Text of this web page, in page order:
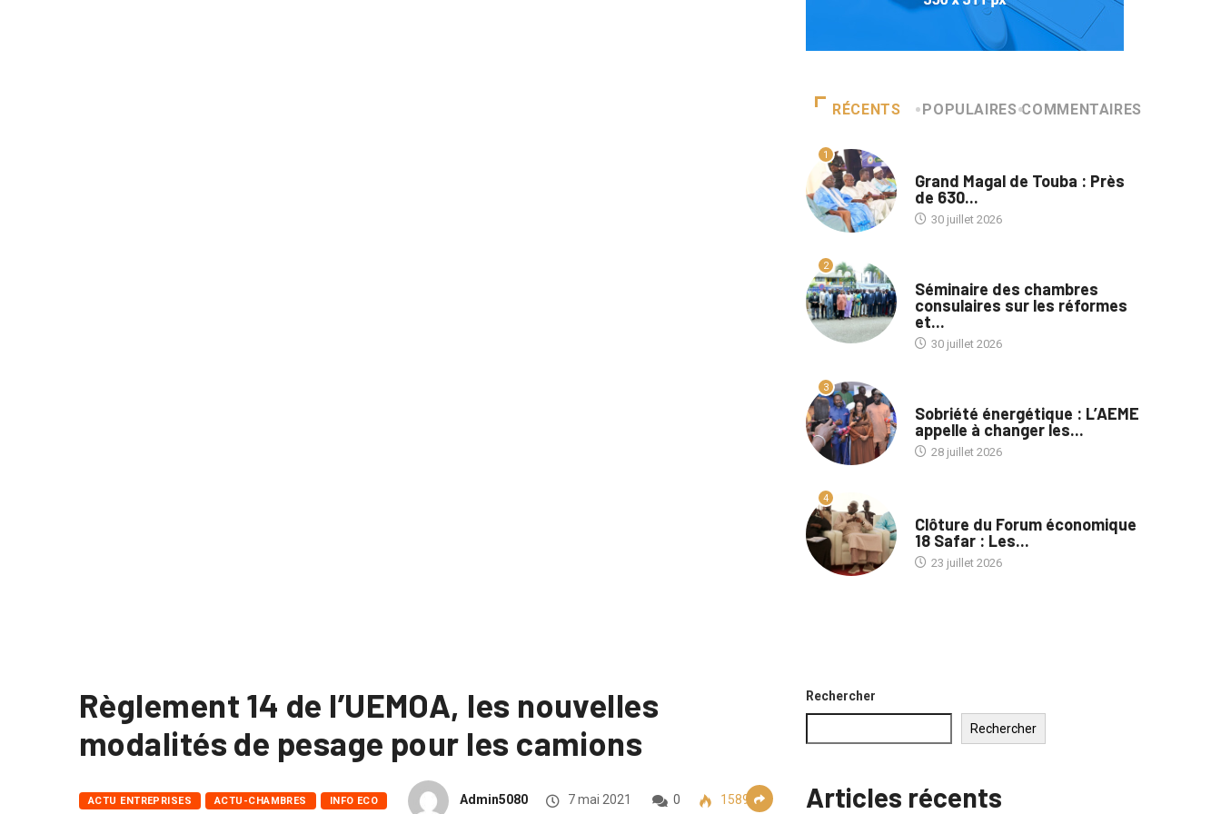
RÉCENTS POPULAIRES COMMENTAIRES
1
Grand Magal de Touba : Près
de 630...
30 juillet 2026
2
Séminaire des chambres
consulaires sur les réformes
et...
30 juillet 2026
3
Sobriété énergétique : L’AEME
appelle à changer les...
28 juillet 2026
4
Clôture du Forum économique
18 Safar : Les...
23 juillet 2026
Règlement 14 de l’UEMOA, les nouvelles
modalités de pesage pour les camions
ACTU ENTREPRISES ACTU-CHAMBRES INFO ECO Admin5080 7 mai 2021 0 1589
Rechercher
Rechercher
Articles récents